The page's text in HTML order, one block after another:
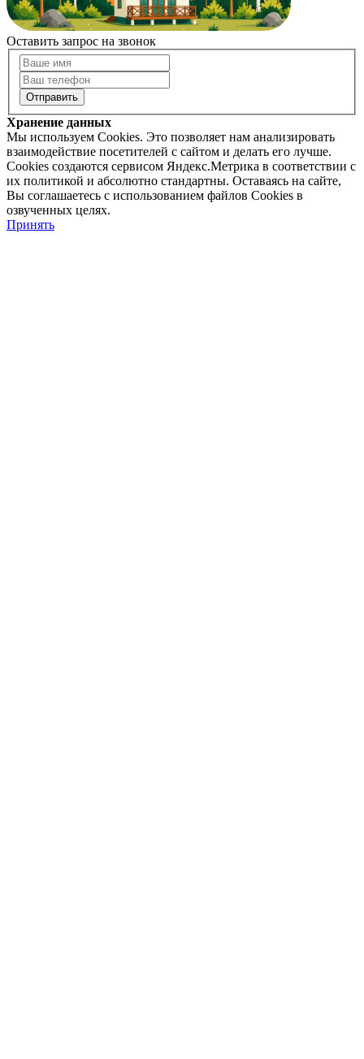
Оставить запрос на звонок
Хранение данных
Мы используем Cookies. Это позволяет нам анализировать
взаимодействие посетителей с сайтом и делать его лучше.
Cookies создаются сервисом Яндекс.Метрика в соответствии с
их политикой и абсолютно стандартны. Оставаясь на сайте,
Вы соглашаетесь с использованием файлов Cookies в
озвученных целях.
Принять